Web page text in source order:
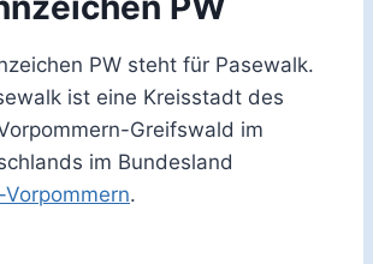
PW steht für Pasewalk.
ist eine Kreisstadt des
Greifswald im
im Bundesland
.